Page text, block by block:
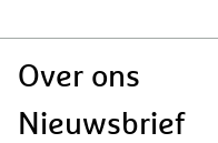
Doormat
Over ons
Nieuwsbrief